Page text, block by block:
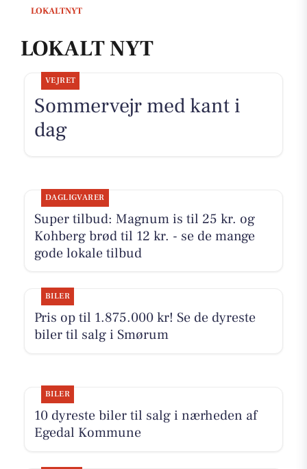
LOKALTNYT
LOKALT NYT
VEJRET
Sommervejr med kant i
dag
DAGLIGVARER
Super tilbud: Magnum is til 25 kr. og
Kohberg brød til 12 kr. - se de mange
gode lokale tilbud
BILER
Pris op til 1.875.000 kr! Se de dyreste
biler til salg i Smørum
BILER
10 dyreste biler til salg i nærheden af
Egedal Kommune